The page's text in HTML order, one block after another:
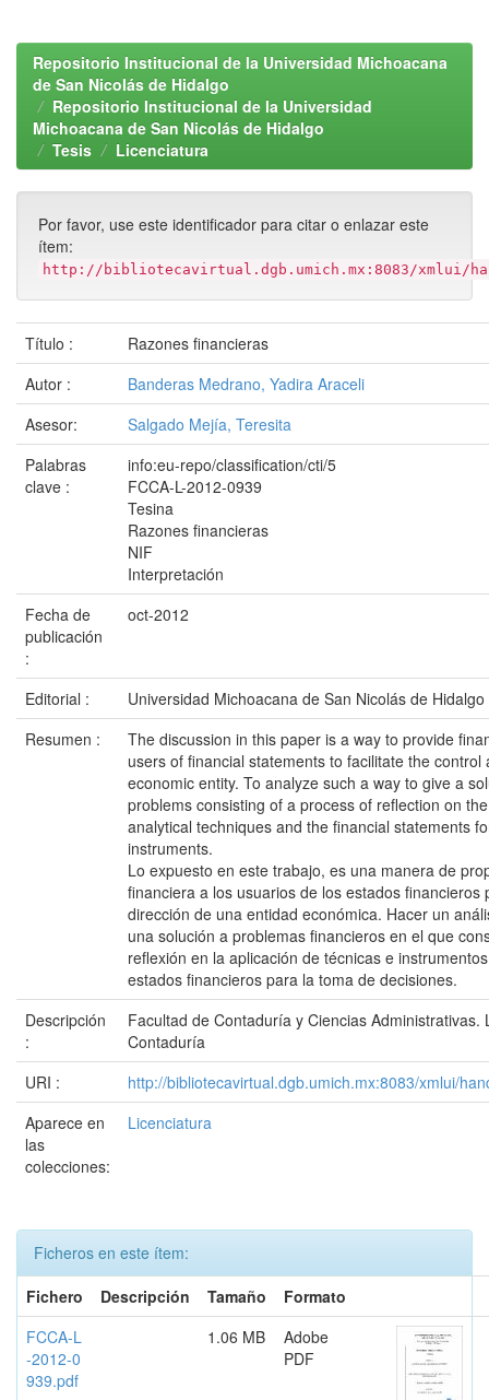
Repositorio Institucional de la Universidad Michoacana
de San Nicolás de Hidalgo
Repositorio Institucional de la Universidad
Michoacana de San Nicolás de Hidalgo
Tesis
Licenciatura
Por favor, use este identificador para citar o enlazar este
ítem:
http://bibliotecavirtual.dgb.umich.mx:8083/xmlui/
Título :
Razones financieras
Autor :
Banderas Medrano, Yadira Araceli
Asesor:
Salgado Mejía, Teresita
Palabras
clave :
info:eu-repo/classification/cti/5
FCCA-L-2012-0939
Tesina
Razones financieras
NIF
Interpretación
Fecha de
publicación
:
oct-2012
Editorial :
Universidad Michoacana de San Nicolás de Hidalgo
Resumen :
The discussion in this paper is a way to provide
users of financial statements to facilitate the control
economic entity. To analyze such a way to give a
problems consisting of a process of reflection on
analytical techniques and the financial statements
instruments.
Lo expuesto en este trabajo, es una manera de
financiera a los usuarios de los estados financieros
dirección de una entidad económica. Hacer un
una solución a problemas financieros en el que
reflexión en la aplicación de técnicas e
estados financieros para la toma de decisiones.
Descripción
:
Facultad de Contaduría y Ciencias Administrativas.
Contaduría
URI :
http://bibliotecavirtual.dgb.umich.mx:8083/xmlui/
Aparece en
las
colecciones:
Licenciatura
Ficheros en este ítem:
Fichero
Descripción Tamaño
Formato
FCCA-L
-2012-0
939.pdf
1.06 MB
Adobe
PDF